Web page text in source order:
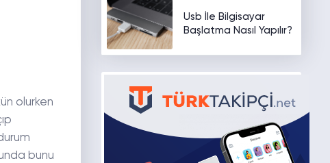
olurken
bunu
Usb İle Bilgisayar
Başlatma Nasıl Yapılır?